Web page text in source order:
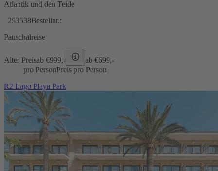
Atlantik und den Teide
253538Bestellnr.:
Pauschalreise
Alter Preisab €999,- ab €699,-
pro PersonPreis pro Person
R2 Lago Playa Park